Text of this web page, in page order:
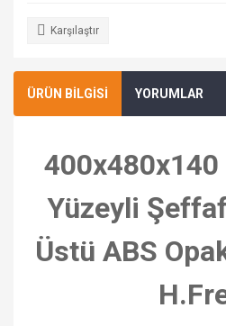
Karşılaştır
ÜRÜN BİLGİSİ YORUMLAR
Yüzeyli
Üstü ABS